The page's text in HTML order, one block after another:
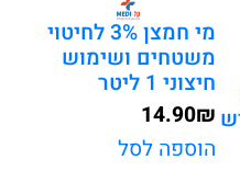
מי חמצן 3% לחיטוי
משטחים ושימוש
חיצוני 1 ליטר
₪
14.90
הוספה לסל